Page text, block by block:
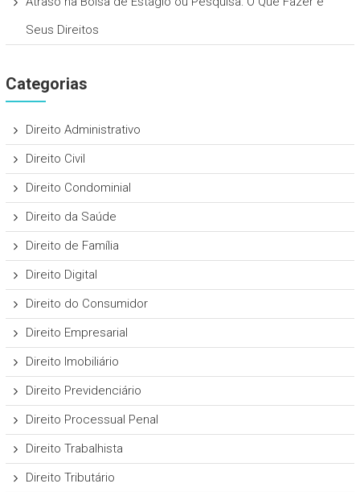
Seus Direitos
Categorias
Direito Administrativo
Direito Civil
Direito Condominial
Direito da Saúde
Direito de Família
Direito Digital
Direito do Consumidor
Direito Empresarial
Direito Imobiliário
Direito Previdenciário
Direito Processual Penal
Direito Trabalhista
Direito Tributário